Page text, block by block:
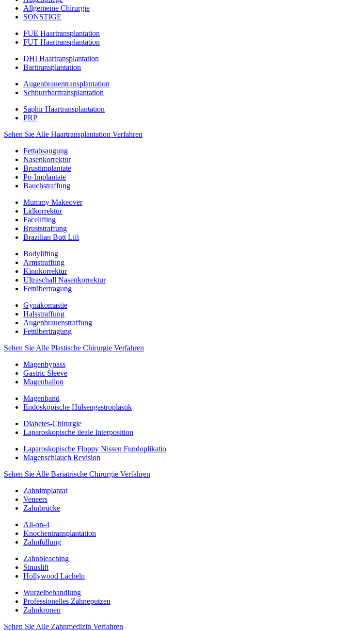
Allgemeine Chirurgie
SONSTIGE
FUE Haartransplantation
FUT Haartransplantation
DHI Haartransplantation
Barttransplantation
Augenbrauentransplantation
Schnurrbarttransplantation
Saphir Haartransplantation
PRP
Sehen Sie Alle Haartransplantation Verfahren
Fettabsaugung
Nasenkorrektur
Brustimplantate
Po-Implantate
Bauchstraffung
Mummy Makeover
Lidkorrektur
Facelifting
Bruststraffung
Brazilian Butt Lift
Bodylifting
Armstraffung
Kinnkorrektur
Ultraschall Nasenkorrektur
Fettübertragung
Gynäkomastie
Halsstraffung
Augenbrauenstraffung
Fettübertragung
Sehen Sie Alle Plastische Chirurgie Verfahren
Magenbypass
Gastric Sleeve
Magenballon
Magenband
Endoskopische Hülsengastroplastik
Diabetes-Chirurgie
Laparoskopische ileale Interposition
Laparoskopische Floppy Nissen Fundoplikatio
Magenschlauch Revision
Sehen Sie Alle Bariatrische Chirurgie Verfahren
Zahnimplantat
Veneers
Zahnbrücke
All-on-4
Knochentransplantation
Zahnfüllung
Zahnbleaching
Sinuslift
Hollywood Lächeln
Wurzelbehandlung
Professionelles Zähneputzen
Zahnkronen
Sehen Sie Alle Zahnmedizin Verfahren